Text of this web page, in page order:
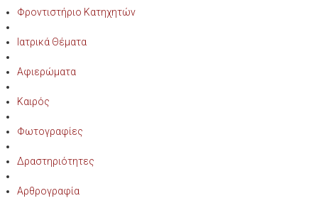
Φροντιστήριο Κατηχητών
Ιατρικά Θέματα
Αφιερώματα
Καιρός
Φωτογραφίες
Δραστηριότητες
Αρθρογραφία